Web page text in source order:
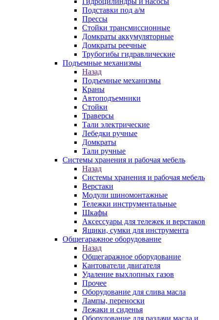
Подставки под а/м
Прессы
Стойки трансмиссионные
Домкраты аккумуляторные
Домкраты реечные
Трубогибы гидравлические
Подъемные механизмы
Назад
Подъемные механизмы
Краны
Автоподъемники
Стойки
Траверсы
Тали электрические
Лебедки ручные
Домкраты
Тали ручные
Системы хранения и рабочая мебель
Назад
Системы хранения и рабочая мебель
Верстаки
Модули шиномонтажные
Тележки инструментальные
Шкафы
Аксессуары для тележек и верстаков
Ящики, сумки для инструмента
Общегаражное оборудование
Назад
Общегаражное оборудование
Кантователи двигателя
Удаление выхлопных газов
Прочее
Оборудование для слива масла
Лампы, переноски
Лежаки и сиденья
Оборудование для раздачи масла и